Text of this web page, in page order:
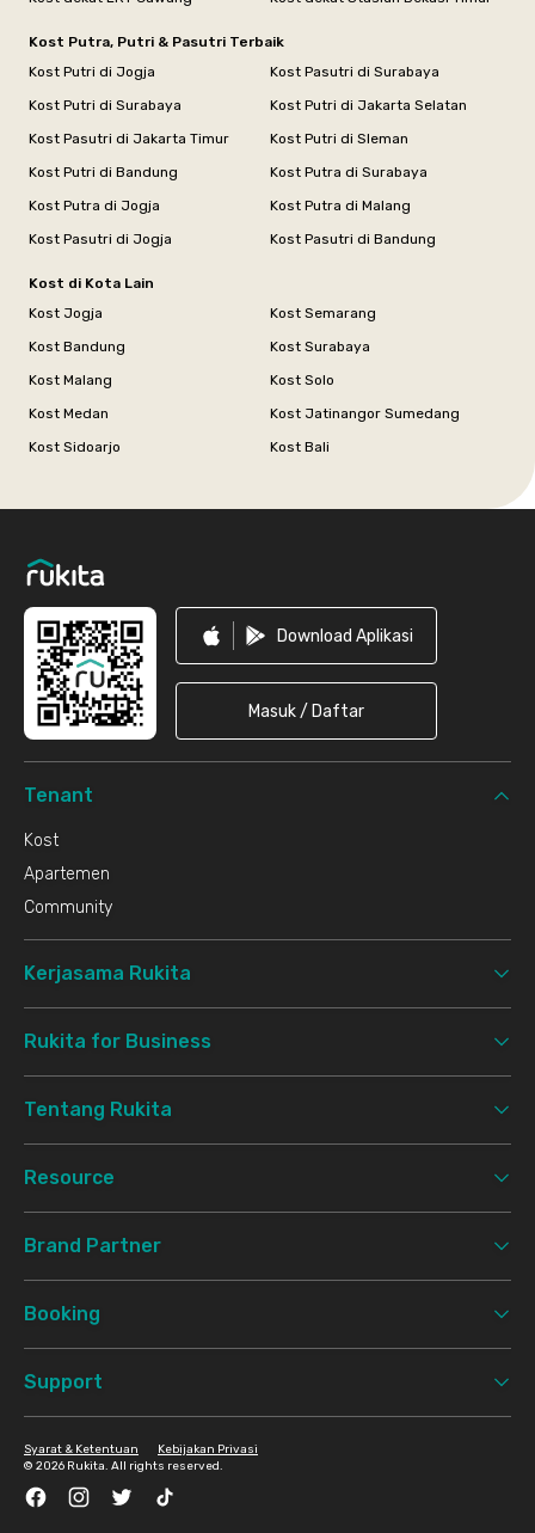
Kost Putra, Putri & Pasutri Terbaik
Kost Putri di Jogja
Kost Pasutri di Surabaya
Kost Putri di Surabaya
Kost Putri di Jakarta Selatan
Kost Pasutri di Jakarta Timur
Kost Putri di Sleman
Kost Putri di Bandung
Kost Putra di Surabaya
Kost Putra di Jogja
Kost Putra di Malang
Kost Pasutri di Jogja
Kost Pasutri di Bandung
Kost di Kota Lain
Kost Jogja
Kost Semarang
Kost Bandung
Kost Surabaya
Kost Malang
Kost Solo
Kost Medan
Kost Jatinangor Sumedang
Kost Sidoarjo
Kost Bali
Download Aplikasi
Masuk / Daftar
Tenant
Kost
Apartemen
Community
Kerjasama Rukita
Rukita for Business
Tentang Rukita
Resource
Brand Partner
Booking
Support
© 2026 Rukita. All rights reserved.
Syarat & Ketentuan Kebijakan Privasi
FacebookInstagramTwitter TikTok